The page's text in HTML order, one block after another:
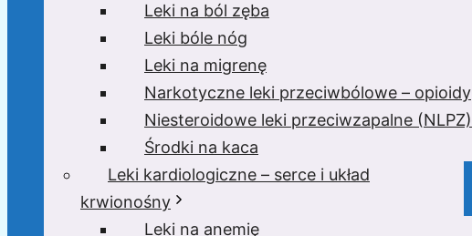
Leki na ból zęba
Leki bóle nóg
Leki na migrenę
Narkotyczne leki przeciwbólowe – opioidy
Niesteroidowe leki przeciwzapalne (NLPZ)
Środki na kaca
Leki kardiologiczne – serce i układ
krwionośny
Leki na anemię